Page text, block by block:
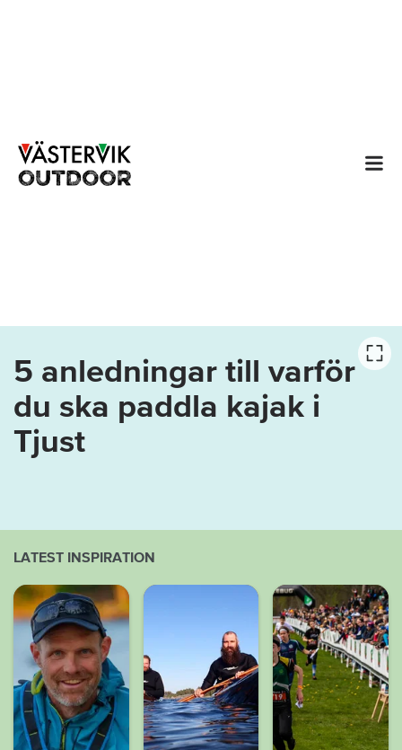
5 anledningar till varför
du ska paddla kajak i
Tjust
LATEST INSPIRATION